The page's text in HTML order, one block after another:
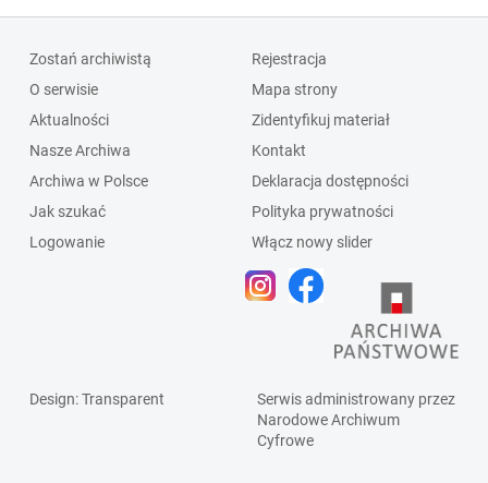
Zostań archiwistą
O serwisie
Aktualności
Nasze Archiwa
Archiwa w Polsce
Jak szukać
Logowanie
Rejestracja
Mapa strony
Zidentyfikuj materiał
Kontakt
Deklaracja dostępności
Polityka prywatności
Włącz nowy slider
Design: Transparent
Serwis administrowany przez
Narodowe Archiwum
Cyfrowe